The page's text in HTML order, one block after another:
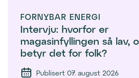
FORNYBAR ENERGI
Intervju: hvorfor er
magasinfyllingen så lav,
betyr det for folk?
Publisert 07. august 2026